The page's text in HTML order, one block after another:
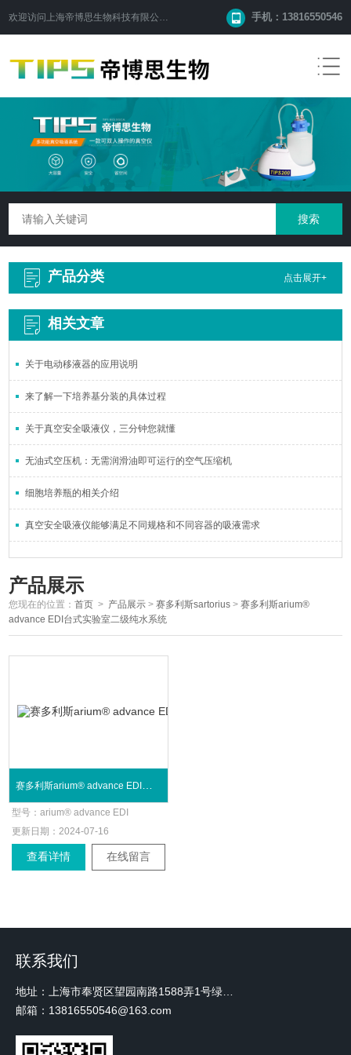
欢迎访问 上海帝博思生物科技有限公司 手机：13816550546
产品分类 点击展开+
相关文章
关于电动移液器的应用说明
来了解一下培养基分装的具体过程
关于真空安全吸液仪，三分钟您就懂
无油式空压机：无需润滑油即可运行的空气压缩机
细胞培养瓶的相关介绍
真空安全吸液仪能够满足不同规格和不同容器的吸液需求
产品展示
您现在的位置：首页 > 产品展示 >赛多利斯sartorius >赛多利斯arium®
advance EDI台式实验室二级纯水系统
型号：arium® advance EDI
更新日期： 2024-07-16
查看详情 在线留言
联系我们
邮箱：13816550546@163.com